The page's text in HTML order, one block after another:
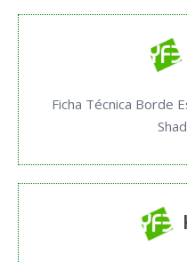
Ficha Técnica Borde